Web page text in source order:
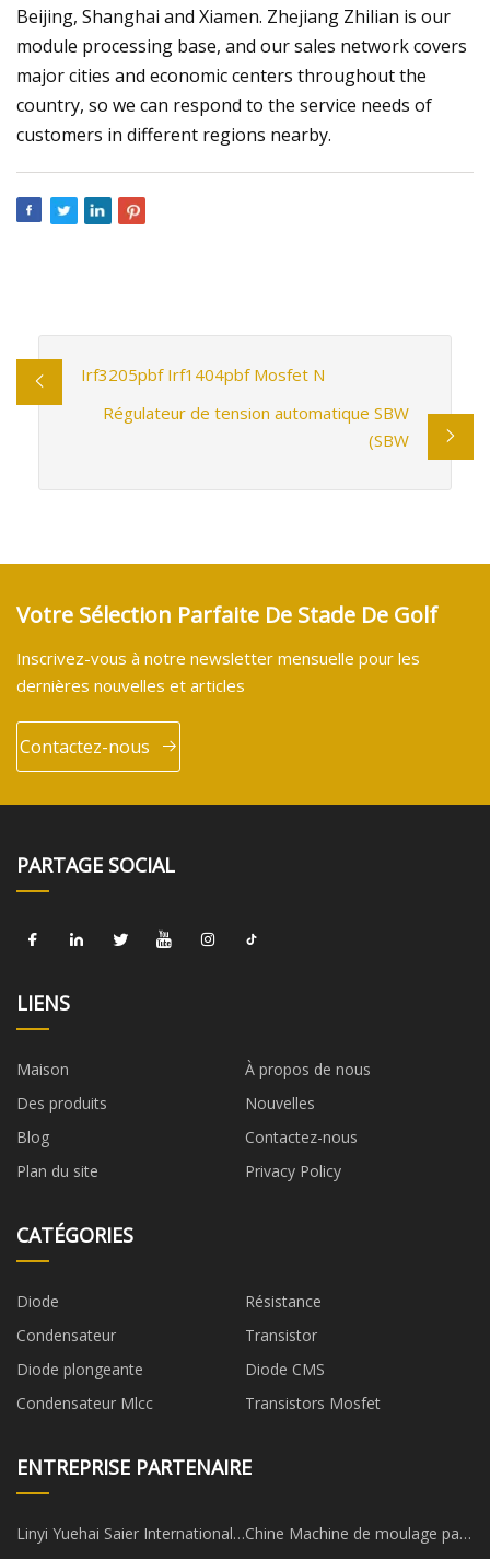
Beijing, Shanghai and Xiamen. Zhejiang Zhilian is our
module processing base, and our sales network covers
major cities and economic centers throughout the
country, so we can respond to the service needs of
customers in different regions nearby.
Irf3205pbf Irf1404pbf Mosfet N
Régulateur de tension automatique SBW
(SBW
Votre Sélection Parfaite De Stade De Golf
Inscrivez-vous à notre newsletter mensuelle pour les
dernières nouvelles et articles
Contactez-nous
PARTAGE SOCIAL
LIENS
Maison
À propos de nous
Des produits
Nouvelles
Blog
Contactez-nous
Plan du site
Privacy Policy
CATÉGORIES
Diode
Résistance
Condensateur
Transistor
Diode plongeante
Diode CMS
Condensateur Mlcc
Transistors Mosfet
ENTREPRISE PARTENAIRE
Linyi Yuehai Saier International
Chine Machine de moulage par